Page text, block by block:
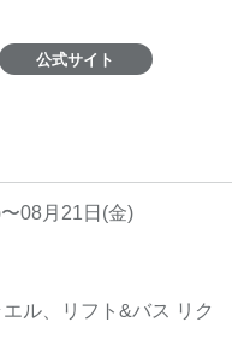
公式サイト
08月21日(金)
ル、リフト&バス リク